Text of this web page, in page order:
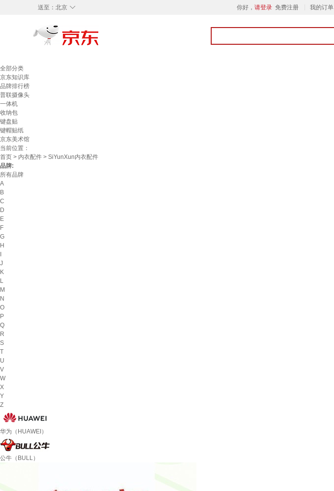
◇
送至： 北京 你好， 请登录 免费注册 我的订单
全部分类
京东知识库
品牌排行榜
普联摄像头
一体机
收纳包
键盘贴
键帽贴纸
京东美术馆
当前位置：
首页 > 内衣配件 > SiYunXun内衣配件
品牌:
所有品牌
A
B
C
D
E
F
G
H
J
K
L
M
N
O
P
Q
R
S
T
U
V
W
X
Y
Z
华为（HUAWEI）
公牛（BULL）